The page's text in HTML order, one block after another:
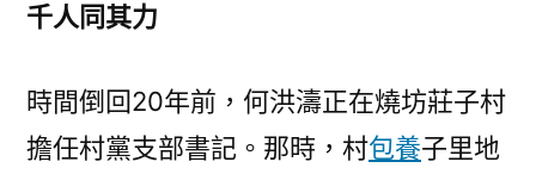
千人同其力
時間倒回20年前，何洪濤正在燒坊莊子村
擔任村黨支部書記。那時，村包養子里地